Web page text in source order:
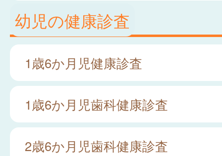
幼児の健康診査
1歳6か月児健康診査
1歳6か月児歯科健康診査
2歳6か月児歯科健康診査